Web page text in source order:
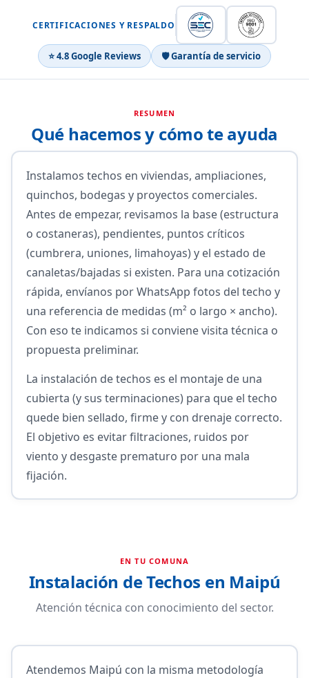
CERTIFICACIONES Y RESPALDO
⭐ 4.8 Google Reviews 🛡 Garantía de servicio
RESUMEN
Qué hacemos y cómo te ayuda
Instalamos techos en viviendas, ampliaciones,
quinchos, bodegas y proyectos comerciales.
Antes de empezar, revisamos la base (estructura
o costaneras), pendientes, puntos críticos
(cumbrera, uniones, limahoyas) y el estado de
canaletas/bajadas si existen. Para una cotización
rápida, envíanos por WhatsApp fotos del techo y
una referencia de medidas (m² o largo × ancho).
Con eso te indicamos si conviene visita técnica o
propuesta preliminar.
La instalación de techos es el montaje de una
cubierta (y sus terminaciones) para que el techo
quede bien sellado, firme y con drenaje correcto.
El objetivo es evitar filtraciones, ruidos por
viento y desgaste prematuro por una mala
fijación.
EN TU COMUNA
Instalación de Techos en Maipú
Atención técnica con conocimiento del sector.
Atendemos Maipú con la misma metodología